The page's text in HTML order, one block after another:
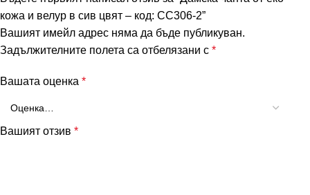
кожа и велур в сив цвят – код: СС306-2”
Вашият имейл адрес няма да бъде публикуван.
Задължителните полета са отбелязани с*
Вашата оценка*
Вашият отзив*